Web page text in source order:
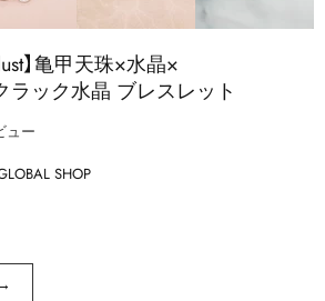
】亀甲天珠×水晶×
ラック水晶 ブレスレット
ュー
SHOP